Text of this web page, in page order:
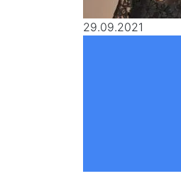
29.09.2021